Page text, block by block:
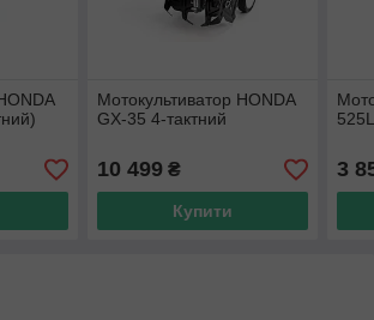
Мотокультиватор HONDA
GX-35 4-тактний
10 499₴
Купити
3